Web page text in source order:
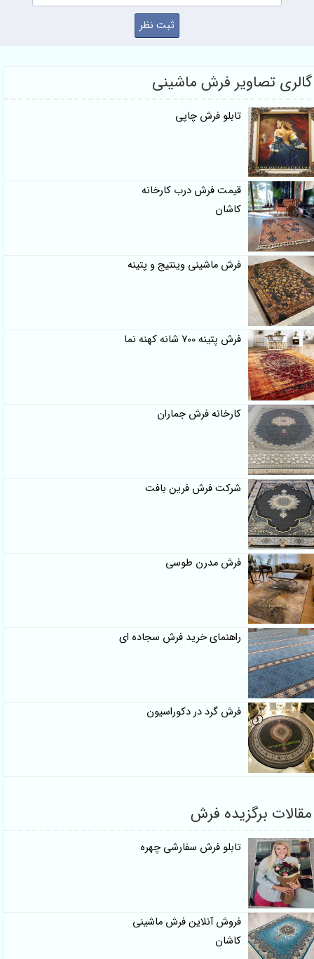
تصاویر فرش ماشینی
تابلو فرش چاپی
قیمت فرش درب کارخانه
کاشان
فرش ماشینی وینتیج و پتینه
فرش پتینه 700 شانه کهنه نما
کارخانه فرش جماران
شرکت فرش فرین بافت
فرش مدرن طوسی
راهنمای خرید فرش سجاده ای
فرش گرد در دکوراسیون
برگزیده فرش
تابلو فرش سفارشی چهره
فروش آنلاین فرش ماشینی
کاشان